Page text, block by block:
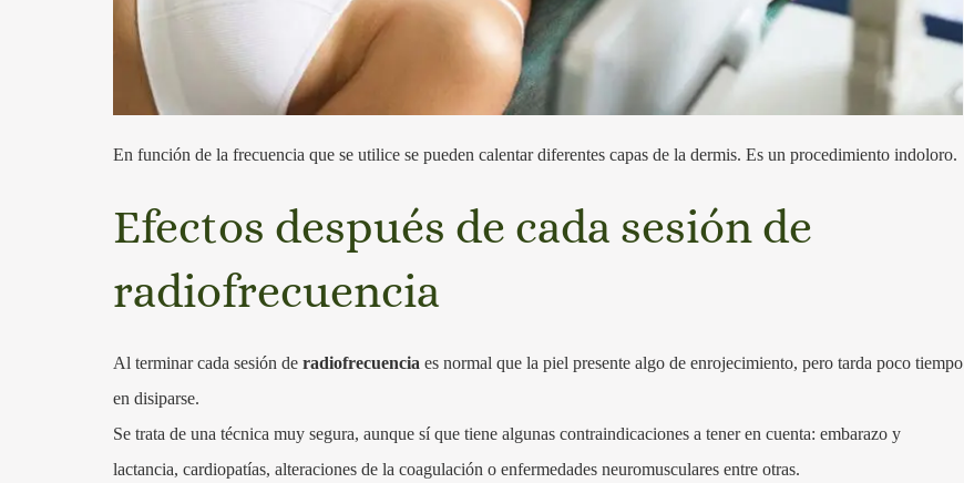
En función de la frecuencia que se utilice se pueden calentar diferentes capas de la dermis. Es un procedimiento indoloro.
Efectos después de cada sesión de
radiofrecuencia
Al terminar cada sesión de radiofrecuencia es normal que la piel presente algo de enrojecimiento, pero tarda poco tiempo
en disiparse.
Se trata de una técnica muy segura, aunque sí que tiene algunas contraindicaciones a tener en cuenta: embarazo y
lactancia, cardiopatías, alteraciones de la coagulación o enfermedades neuromusculares entre otras.